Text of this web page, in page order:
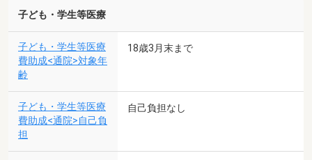
子ども・学生等医療
子ども・学生等医療
費助成<通院>対象年
齢
18歳3月末まで
子ども・学生等医療
費助成<通院>自己負
担
自己負担なし